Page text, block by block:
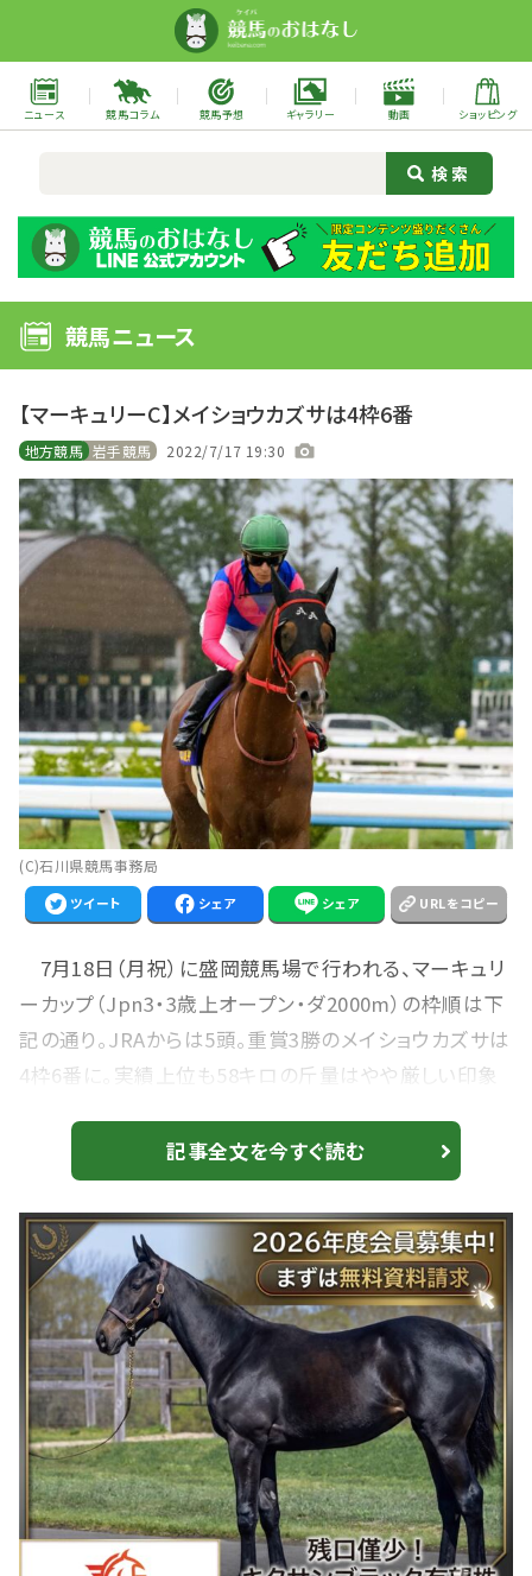
ニュース 競馬コラム 競馬予想 ギャラリー 動画 ショッピング
競馬ニュース
【マーキュリーC】メイショウカズサは4枠6番
地方競馬 岩手競馬 2022/7/17 19:30
(C)石川県競馬事務局
ツイート シェア シェア URLをコピー
7月18日（月祝）に盛岡競馬場で行われる、マーキュリ
ーカップ（Jpn3・3歳上オープン・ダ2000m）の枠順は下
記の通り。JRAからは5頭。重賞3勝のメイショウカズサは
4枠6番に。実績上位も58キロの斤量はやや厳しい印象
発揮するケイアイパープルに食指が動く。その他メイショ
ウフンジン、バーデンヴァイラー、地方からはノーヴァレ
ンダと面白いメンバーが揃った。注目の発走は18日（月）
18時15分。 【白山大賞典】メイショウカズサが逃げ切りV
JRAからは5頭 1...
記事全文を今すぐ読む